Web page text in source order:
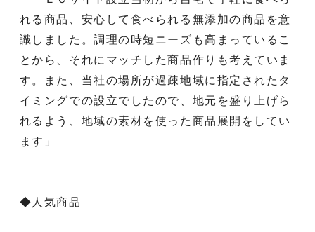
れる商品、安心して食べられる無添加の商品を意
識しました。調理の時短ニーズも高まっているこ
とから、それにマッチした商品作りも考えていま
す。また、当社の場所が過疎地域に指定されたタ
イミングでの設立でしたので、地元を盛り上げら
れるよう、地域の素材を使った商品展開をしてい
ます」
◆人気商品